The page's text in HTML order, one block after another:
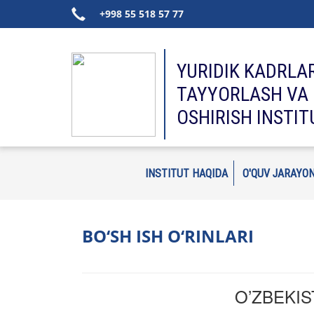
+998 55 518 57 77
YURIDIK
TAYYORLASH
OSHIRISH
INSTITUT HAQIDA O'QUV
BO‘SH ISH O‘RINLARI